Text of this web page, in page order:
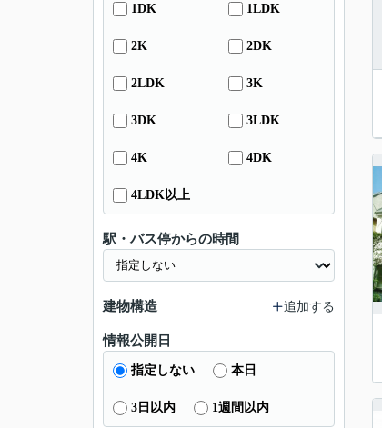
1DK 1LDK
2K 2DK
2LDK 3K
3DK 3LDK
4K 4DK
4LDK以上
駅・バス停からの時間
建物構造 追加する
情報公開日
指定しない 本日
3日以内 1週間以内